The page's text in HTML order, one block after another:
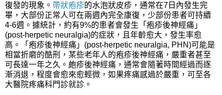
復發的現象。 帶狀疱疹的水泡狀皮疹，通常在7日內發生完
畢，大部份正常人可在兩週內完全康復，少部份患者可持續
4-6週。據統計，約有9%的患者會發生「疱疹後神經痛」
(post-herpetic neuralgia)的症狀，且年齡愈大，發生率愈
高。「疱疹後神經痛」(post-herpetic neuralgia, PHN)可能是
相當折磨的酷刑，某些老年人的疱疹後神經痛，嚴重者甚至
可長達一年之久。皰疹後神經痛，通常會隨著時間經過而逐
漸消退，程度會愈來愈輕微，如果疼痛感過於嚴重，可至各
大醫院疼痛科門診就診。